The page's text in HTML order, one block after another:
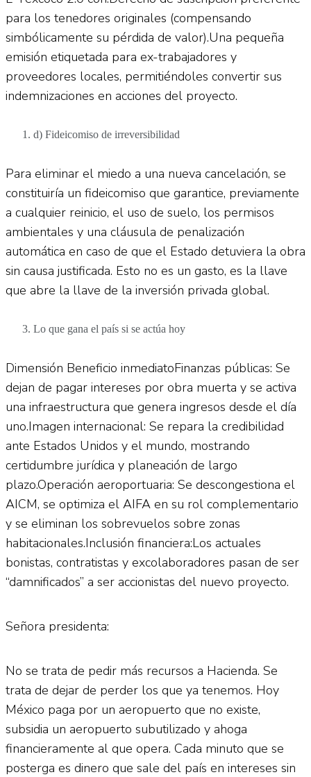
para los tenedores originales (compensando
simbólicamente su pérdida de valor).Una pequeña
emisión etiquetada para ex-trabajadores y
proveedores locales, permitiéndoles convertir sus
indemnizaciones en acciones del proyecto.
d) Fideicomiso de irreversibilidad
Para eliminar el miedo a una nueva cancelación, se
constituiría un fideicomiso que garantice, previamente
a cualquier reinicio, el uso de suelo, los permisos
ambientales y una cláusula de penalización
automática en caso de que el Estado detuviera la obra
sin causa justificada. Esto no es un gasto, es la llave
que abre la llave de la inversión privada global.
Lo que gana el país si se actúa hoy
Dimensión Beneficio inmediatoFinanzas públicas: Se
dejan de pagar intereses por obra muerta y se activa
una infraestructura que genera ingresos desde el día
uno.Imagen internacional: Se repara la credibilidad
ante Estados Unidos y el mundo, mostrando
certidumbre jurídica y planeación de largo
plazo.Operación aeroportuaria: Se descongestiona el
AICM, se optimiza el AIFA en su rol complementario
y se eliminan los sobrevuelos sobre zonas
habitacionales.Inclusión financiera:Los actuales
bonistas, contratistas y excolaboradores pasan de ser
“damnificados” a ser accionistas del nuevo proyecto.
Señora presidenta:
No se trata de pedir más recursos a Hacienda. Se
trata de dejar de perder los que ya tenemos. Hoy
México paga por un aeropuerto que no existe,
subsidia un aeropuerto subutilizado y ahoga
financieramente al que opera. Cada minuto que se
posterga es dinero que sale del país en intereses sin